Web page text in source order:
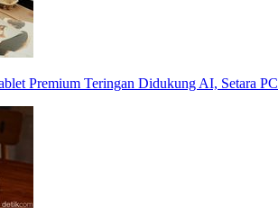
Premium Teringan Didukung AI, Setara PC